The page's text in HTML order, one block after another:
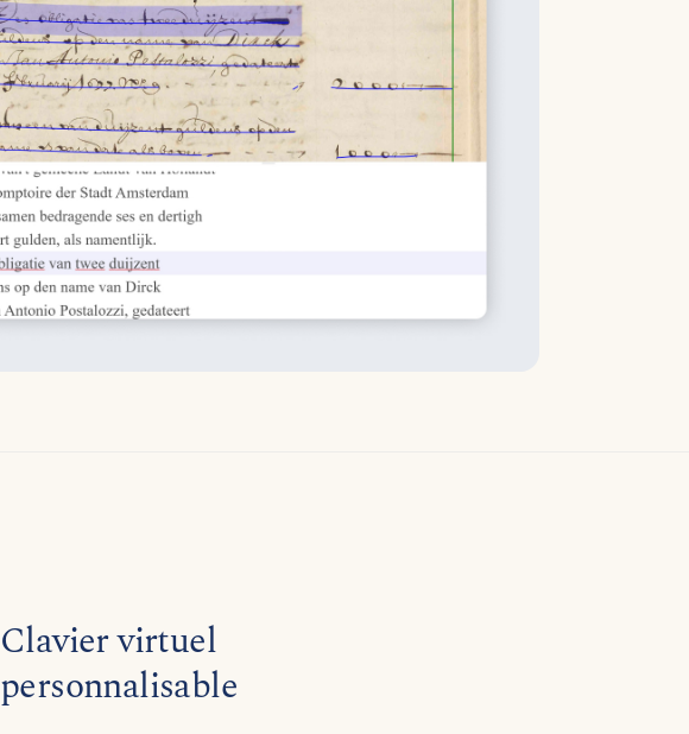
Clavier virtuel
personnalisable